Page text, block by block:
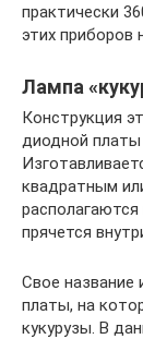
практически
этих приборов
Лампа
Конструкция
диодной платы
квадратным
прячется
Свое название
платы, на
кукурузы. В